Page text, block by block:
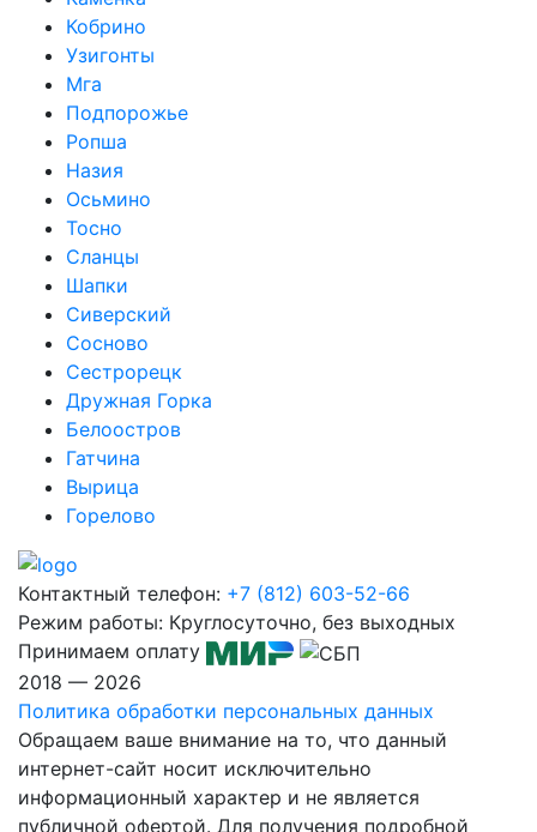
Кобрино
Узигонты
Мга
Подпорожье
Ропша
Назия
Осьмино
Тосно
Сланцы
Шапки
Сиверский
Сосново
Сестрорецк
Дружная Горка
Белоостров
Гатчина
Вырица
Горелово
Контактный телефон: +7 (812) 603-52-66
Режим работы: Круглосуточно, без выходных
Принимаем оплату
2018 — 2026
Политика обработки персональных данных
Обращаем ваше внимание на то, что данный
интернет-сайт носит исключительно
информационный характер и не является
публичной офертой. Для получения подробной